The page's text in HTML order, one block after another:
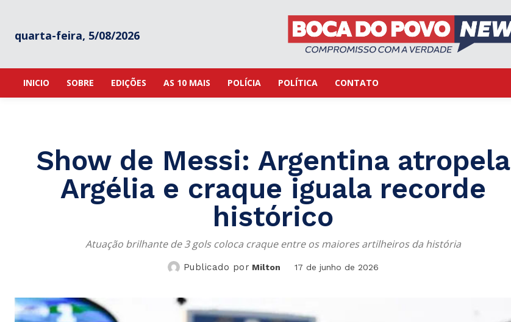
quarta-feira, 5/08/2026
INICIO SOBRE EDIÇÕES AS 10 MAIS POLÍCIA POLÍTICA CONTATO
Show de Messi: Argentina atropela
Argélia e craque iguala recorde
histórico
Atuação brilhante de 3 gols coloca craque entre os maiores artilheiros da história
Publicado por Milton 17 de junho de 2026